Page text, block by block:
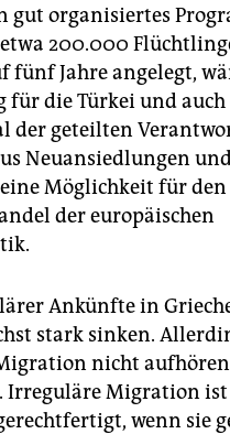
gut organisiertes
200.000
fünf Jahre angelegt,
für die Türkei und auch
der geteilten
Neuansiedlungen
Möglichkeit für den
der europäischen
Ankünfte in
stark sinken.
nicht
Irreguläre Migration
wenn sie